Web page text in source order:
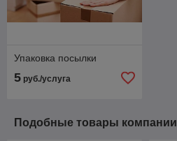
Упаковка посылки
5 руб./услуга
Подобные товары компании